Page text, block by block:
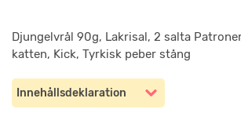
Djungelvrål 90g, Lakrisal, 2 salta
katten, Kick, Tyrkisk peber stång
Innehållsdeklaration